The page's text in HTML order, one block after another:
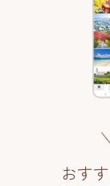
おす